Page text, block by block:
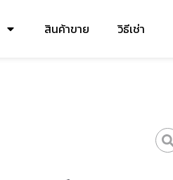
สินค้าขาย วิธีเช่า